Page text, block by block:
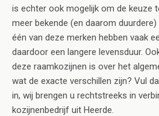
is echter ook mogelijk om de keuze
meer bekende (en daarom
één van deze merken hebben vaak
daardoor een langere levensduur.
deze raamkozijnen is over het
wat de exacte verschillen zijn? Vul
in, wij brengen u rechtstreeks in
kozijnenbedrijf uit Heerde.